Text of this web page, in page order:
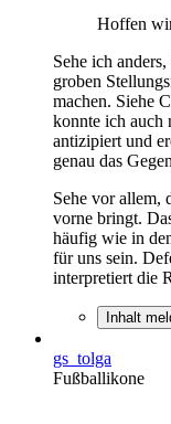
Hoffen
Sehe ich
groben
machen. Siehe
konnte ich auch
antizipiert und
genau das
Sehe vor allem,
vorne bringt.
häufig wie in
für uns sein.
interpretiert die
Inhalt
gs_tolga
Fußballikone